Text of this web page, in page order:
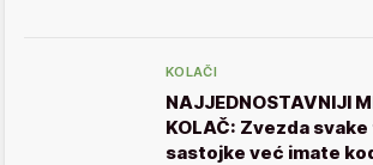
KOLAČI
NAJJEDNOSTAVNIJI
KOLAČ: Zvezda
sastojke već imate